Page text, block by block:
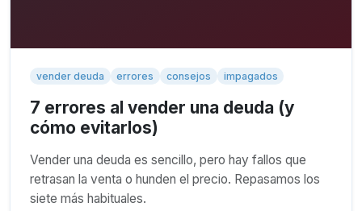
vender deuda errores consejos impagados
7 errores al vender una deuda (y
cómo evitarlos)
Vender una deuda es sencillo, pero hay fallos que
retrasan la venta o hunden el precio. Repasamos los
siete más habituales.